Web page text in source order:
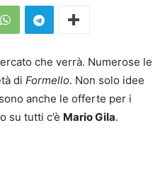
che verrà. Numerose le
di Formello. Non solo idee
anche le offerte per i
su tutti c’è Mario Gila.